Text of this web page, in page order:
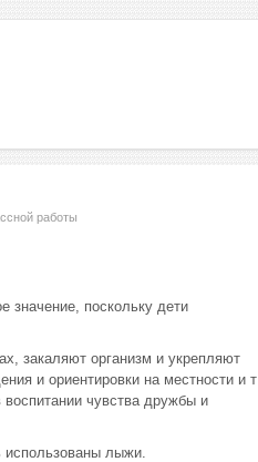
работы
значение, поскольку дети
закаляют организм и укрепляют
и ориентировки на местности и т
чувства дружбы и
использованы лыжи.